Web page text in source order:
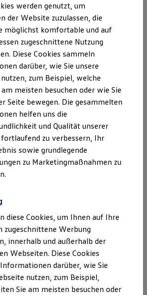
& Garantien
für Nutzfahrzeuge
Service
Special
Pflege & Inspektion
anfragen
Vorteile bei Volkswagen Nutzfahrzeuge
Service
& Reifen Service
und Pannenhilfe
& Apps
App
für Ihren ID. Buzz
für Ihren Transporter/Caravelle
für Ihren Amarok
für andere Modelle
Pro
Interface Data
Pathfinder
Software Updates
Audi, VW PKW und
6
200
220
103
elmshorn.de
haftende
Schmidt
mbH
Lexau
Pinneberg
1190 EL
Pinneberg
169 EL
Lexau
Industrie- und Handelskammer
werden genutzt, um
der Website zuzulassen, die
möglichst komfortable und auf
zugeschnittene Nutzung
Diese Cookies sammeln
darüber, wie Sie unsere
zum Beispiel, welche
am meisten besuchen oder wie Sie
Seite bewegen. Die gesammelten
helfen uns die
und Qualität unserer
zu verbessern, Ihr
sowie grundlegende
zu Marketingmaßnahmen zu
diese Cookies, um Ihnen auf Ihre
zugeschnittene Werbung
innerhalb und außerhalb der
Webseiten. Diese Cookies
darüber, wie Sie
nutzen, zum Beispiel,
Sie am meisten besuchen oder